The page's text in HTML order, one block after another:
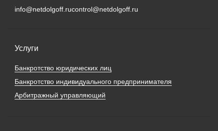
Услуги
Банкротство юридических лиц
Банкротство индивидуального предпринимателя
Арбитражный управляющий
info@netdolgoff.rucontrol@netdolgoff.ru